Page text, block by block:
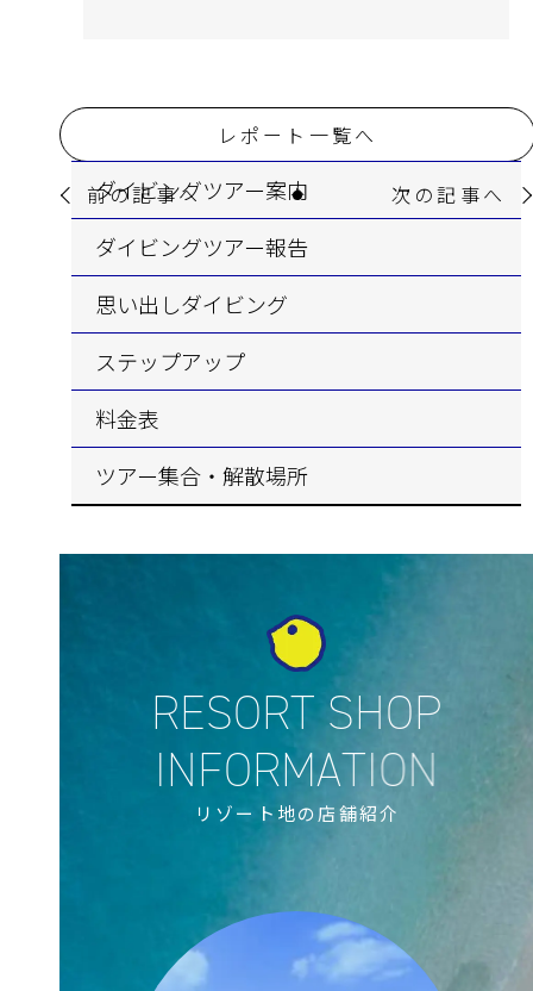
前の記事へ
レポート一覧へ
次の記事へ
ダイビングツアー案内
ダイビングツアー報告
思い出しダイビング
ステップアップ
料金表
ツアー集合・解散場所
リゾート地の店舗紹介